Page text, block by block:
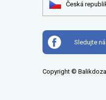
Česká
Sledujte
Copyright ©